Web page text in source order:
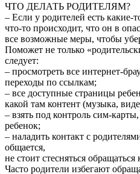
ЧТО ДЕЛАТЬ РОДИТЕЛЯМ?
– Если у родителей есть какие-
что-то происходит, что он в
все возможные меры, чтобы
Поможет не только
следует:
– просмотреть все интернет-
переходы по ссылкам;
– все доступные страницы
какой там контент (музыка,
– взять под контроль сим-
ребенок;
– наладить контакт с
общается,
не стоит стесняться
Часто родители избегают